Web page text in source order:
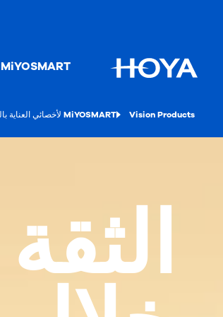
MiYOSMART لمتلقي الرعاية
Vision Products MiYOSMART لأخصائي العناية بالعيون